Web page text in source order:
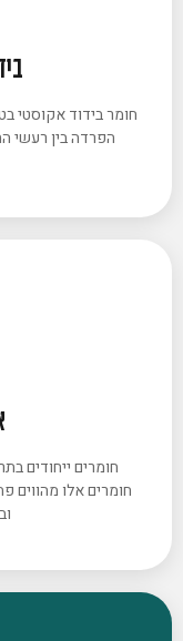
חומר בידוד אקוסטי
הפרדה בין רעשי
חומרים ייחודים
חומרים אלו מהווים